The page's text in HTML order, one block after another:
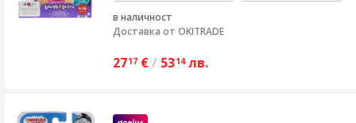
в наличност
Доставка от OKITRADE
2717 €/ 5314 лв.